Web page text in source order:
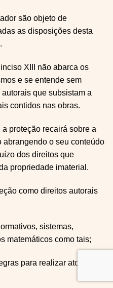
são objeto de
as disposições desta
XIII não abarca os
e se entende sem
que subsistam a
contidos nas obras.
proteção recairá sobre a
abrangendo o seu conteúdo
dos direitos que
propriedade imaterial.
como direitos autorais
sistemas,
matemáticos como tais;
para realizar atos